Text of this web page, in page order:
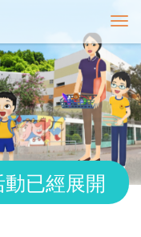
T
o
g
g
l
e
n
v
g
已經展開